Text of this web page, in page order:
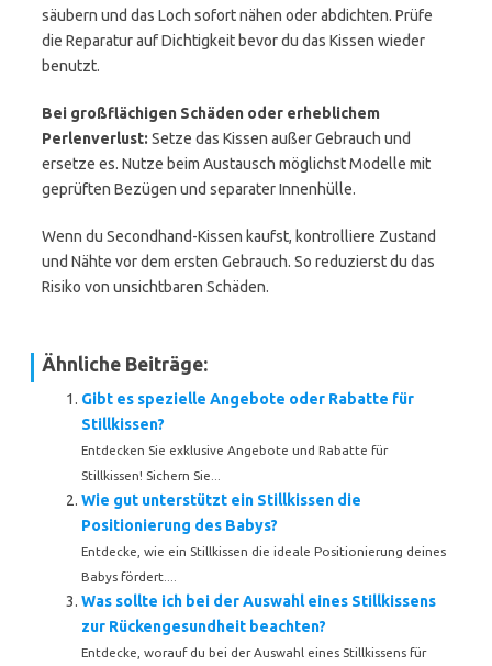
säubern und das Loch sofort nähen oder abdichten. Prüfe
die Reparatur auf Dichtigkeit bevor du das Kissen wieder
benutzt.
Bei großflächigen Schäden oder erheblichem
Perlenverlust: Setze das Kissen außer Gebrauch und
ersetze es. Nutze beim Austausch möglichst Modelle mit
geprüften Bezügen und separater Innenhülle.
Wenn du Secondhand-Kissen kaufst, kontrolliere Zustand
und Nähte vor dem ersten Gebrauch. So reduzierst du das
Risiko von unsichtbaren Schäden.
Ähnliche Beiträge:
Gibt es spezielle Angebote oder Rabatte für
Stillkissen?
Entdecken Sie exklusive Angebote und Rabatte für
Stillkissen! Sichern Sie...
Wie gut unterstützt ein Stillkissen die
Positionierung des Babys?
Entdecke, wie ein Stillkissen die ideale Positionierung deines
Babys fördert....
Was sollte ich bei der Auswahl eines Stillkissens
zur Rückengesundheit beachten?
Entdecke, worauf du bei der Auswahl eines Stillkissens für